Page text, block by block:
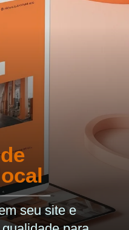
seu site e